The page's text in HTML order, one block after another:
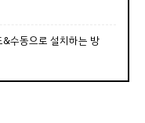
수동으로 설치하는 방